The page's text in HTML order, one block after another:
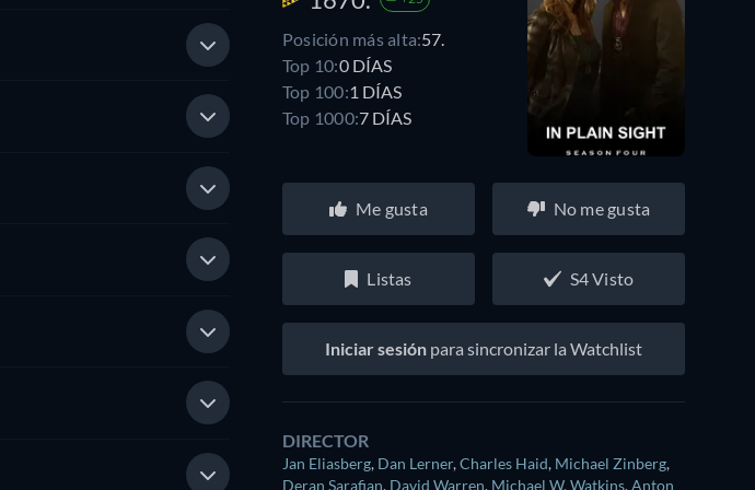
Posición más alta:57.
Top 10:0 DÍAS
Top 100:1 DÍAS
Top 1000:7 DÍAS
Me gusta No me gusta
Listas S4 Visto
Iniciar sesión para sincronizar la Watchlist
DIRECTOR
Jan Eliasberg, Dan Lerner,Charles Haid, Michael Zinberg,
Deran Sarafian, David Warren, Michael W. Watkins,Anton